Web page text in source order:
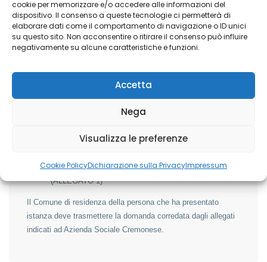
cookie per memorizzare e/o accedere alle informazioni del
dispositivo. Il consenso a queste tecnologie ci permetterà di
elaborare dati come il comportamento di navigazione o ID unici
su questo sito. Non acconsentire o ritirare il consenso può influire
negativamente su alcune caratteristiche e funzioni.
Accetta
Nega
Visualizza le preferenze
Cookie PolicyDichiarazione sulla PrivacyImpressum
caratteristiche del beneficiario:
copia del documento di identità e codice fiscale del
beneficiario e del richiedente, se persona diversa;
eventuale adeguata/aggiornata documentazione
in presenza di tutore/AdS: fotocopia atto di nomina;
attestazione ISEE sociosanitario in corso di validità
(per le persone con grado di disabilità dal 46% al 67%)
scheda proposta di progetto individualizzato
(ALLEGATO 1)
Il Comune di residenza della persona che ha presentato
istanza deve trasmettere la domanda corredata dagli allegati
indicati ad Azienda Sociale Cremonese.